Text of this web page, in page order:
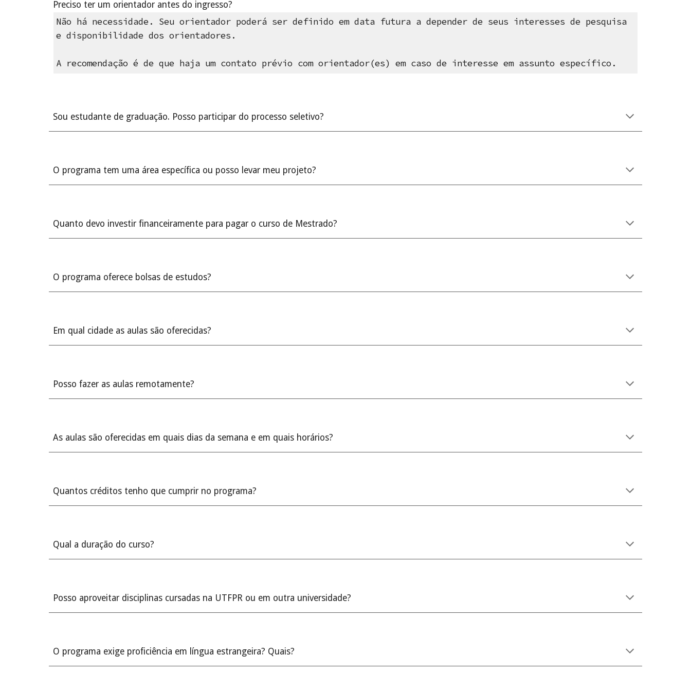
Preciso ter um orientador antes do ingresso?
Não há necessidade. Seu orientador poderá ser definido em data futura a depender de seus interesses de pesquisa
e disponibilidade dos orientadores.
A recomendação é de que haja um contato prévio com orientador(es) em caso de interesse em assunto específico.
Sou estudante de graduação. Posso participar do processo seletivo?
O programa tem uma área específica ou posso levar meu projeto?
Quanto devo investir financeiramente para pagar o curso de Mestrado?
O programa oferece bolsas de estudos?
Em qual cidade as aulas são oferecidas?
Posso fazer as aulas remotamente?
As aulas são oferecidas em quais dias da semana e em quais horários?
Quantos créditos tenho que cumprir no programa?
Qual a duração do curso?
Posso aproveitar disciplinas cursadas na UTFPR ou em outra universidade?
O programa exige proficiência em língua estrangeira? Quais?